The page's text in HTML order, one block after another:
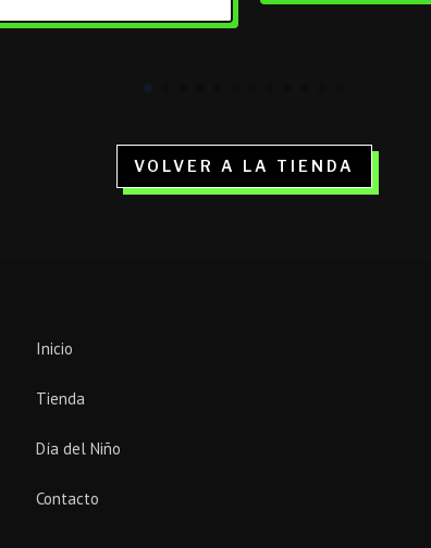
VOLVER A LA TIENDA
Inicio
Tienda
Día del Niño
Contacto